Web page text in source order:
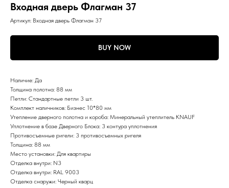
Входная дверь Флагман 37
Артикул: Входная дверь Флагман 37
BUY NOW
Наличие: Да
Толщина полотна: 88 мм
Петли: Стандартные петли 3 шт.
Комплект наличников: Бизнес 10*80 мм
Утепление дверного полотна и короба: Минеральный утеплитель KNAUF
Уплотнение в базе Дверного Блока: 3 контура уплотнения
Противосъемные ригели: 3 противосъемных ригеля
Толщина: 88 мм
Место установки: Для квартиры
Отделка внутри: N3
Отделка внутри: RAL 9003
Отделка снаружи: Черный кварц